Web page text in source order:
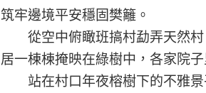
筑牢邊境平安穩固樊籬。
從空中俯瞰班搞村勐弄天然村
居一棟棟掩映在綠樹中，各家院
站在村口年夜榕樹下的不雅景